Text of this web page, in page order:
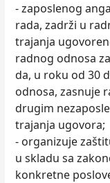
- zaposlenog
rada, zadrži u
trajanja
radnog odnosa
da, u roku od 30
odnosa, zasnuje
drugim
trajanja ugovora;
- organizuje
u skladu sa
konkretne